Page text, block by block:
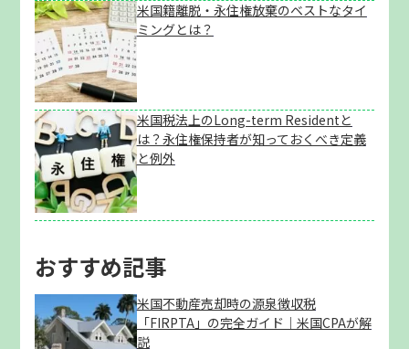
米国籍離脱・永住権放棄のベストなタイ
ミングとは？
米国税法上のLong-term Residentと
は？永住権保持者が知っておくべき定義
と例外
おすすめ記事
米国不動産売却時の源泉徴収税
「FIRPTA」の完全ガイド｜米国CPAが解
説